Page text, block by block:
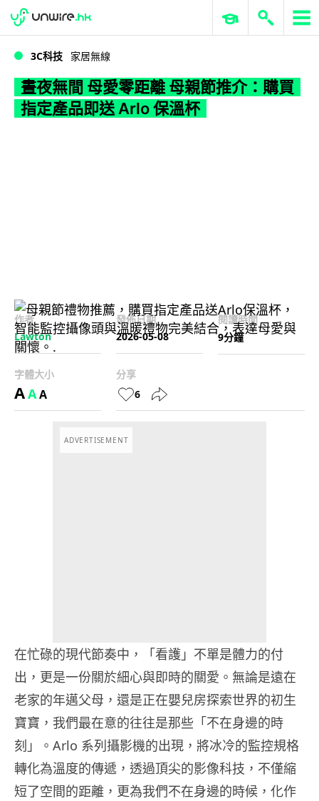
WWDC 2026 ERP 與商業 AI
3C科技 家居無線
晝夜無間 母愛零距離 母親節推介：購買
指定產品即送 Arlo 保溫杯
作者
Lawton
發佈日期
2026-05-08
閱讀時間
9分鐘
字體大小
AAA
分享
6
ADVERTISEMENT
在忙碌的現代節奏中，「看護」不單是體力的付
出，更是一份關於細心與即時的關愛。無論是遠在
老家的年邁父母，還是正在嬰兒房探索世界的初生
寶寶，我們最在意的往往是那些「不在身邊的時
刻」。Arlo 系列攝影機的出現，將冰冷的監控規格
轉化為溫度的傳遞，透過頂尖的影像科技，不僅縮
短了空間的距離，更為我們不在身邊的時候，化作